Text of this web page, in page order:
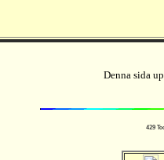
Denna sida